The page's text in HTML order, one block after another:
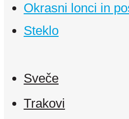
Okrasni lonci in
Steklo
Sveče
Trakovi